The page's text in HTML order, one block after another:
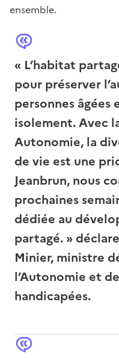
ensemble.
« L’habitat
pour préserver
personnes
isolement. Avec
Autonomie, la
de vie est une
Jeanbrun, nous
prochaines
dédiée au
partagé. »
Minier, ministre
l’Autonomie et
handicapées.